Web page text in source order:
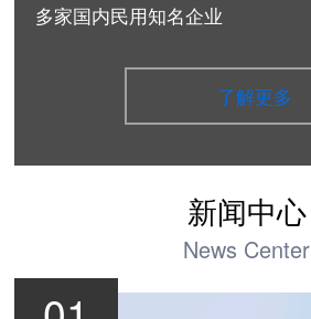
多家国内民用知名企业
了解更多
新闻中心
News Center